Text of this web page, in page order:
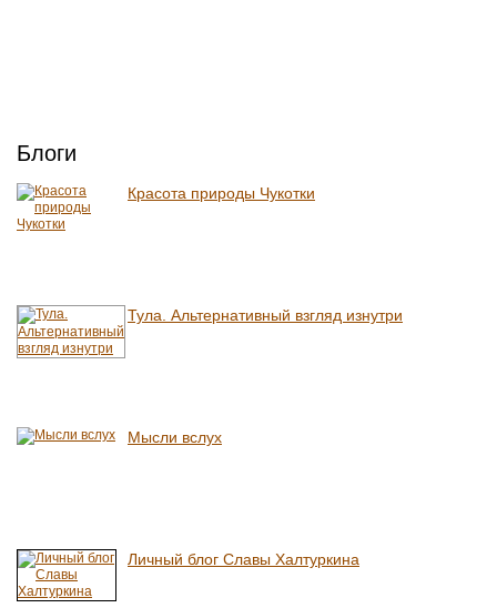
Блоги
Красота природы Чукотки
Тула. Альтернативный взгляд изнутри
Мысли вслух
Личный блог Славы Халтуркина